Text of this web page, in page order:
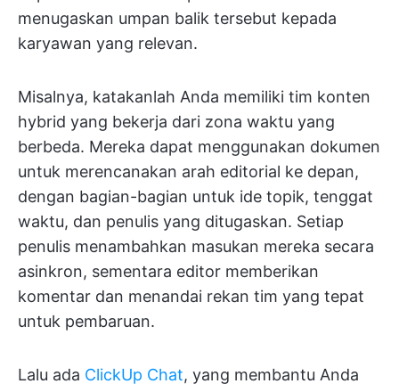
menugaskan umpan balik tersebut kepada
karyawan yang relevan.
Misalnya, katakanlah Anda memiliki tim konten
hybrid yang bekerja dari zona waktu yang
berbeda. Mereka dapat menggunakan dokumen
untuk merencanakan arah editorial ke depan,
dengan bagian-bagian untuk ide topik, tenggat
waktu, dan penulis yang ditugaskan. Setiap
penulis menambahkan masukan mereka secara
asinkron, sementara editor memberikan
komentar dan menandai rekan tim yang tepat
untuk pembaruan.
Lalu ada ClickUp Chat, yang membantu Anda